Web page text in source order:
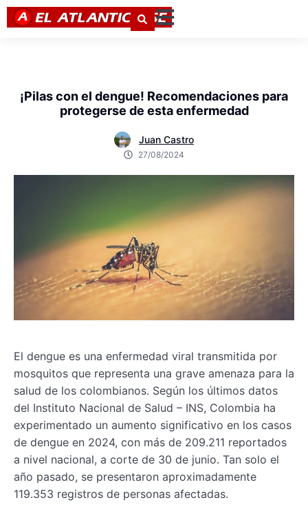
¡Pilas con el dengue! Recomendaciones para
protegerse de esta enfermedad
Juan Castro
27/08/2024
El dengue es una enfermedad viral transmitida por
mosquitos que representa una grave amenaza para la
salud de los colombianos. Según los últimos datos
del Instituto Nacional de Salud – INS, Colombia ha
experimentado un aumento significativo en los casos
de dengue en 2024, con más de 209.211 reportados
a nivel nacional, a corte de 30 de junio. Tan solo el
año pasado, se presentaron aproximadamente
119.353 registros de personas afectadas.